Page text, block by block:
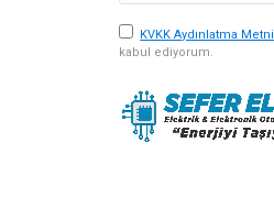
KVKK Aydınlatma Metni
kabul ediyorum.